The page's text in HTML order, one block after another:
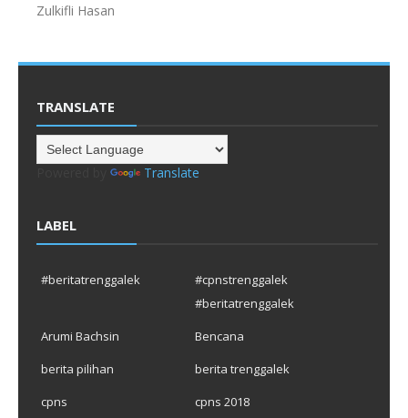
Zulkifli Hasan
TRANSLATE
Translate
LABEL
#beritatrenggalek
#cpnstrenggalek
#beritatrenggalek
Arumi Bachsin
Bencana
berita pilihan
berita trenggalek
cpns
cpns 2018